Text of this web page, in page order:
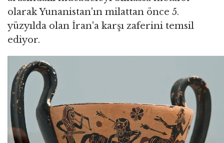
olarak Yunanistan'ın milattan önce 5.
yüzyılda olan İran'a karşı zaferini temsil
ediyor.